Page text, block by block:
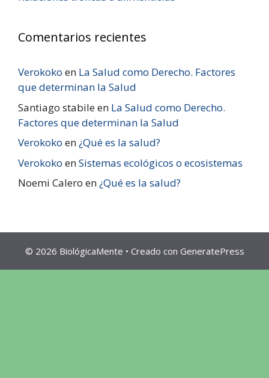
Comentarios recientes
Verokoko en La Salud como Derecho. Factores
que determinan la Salud
Santiago stabileen La Salud como Derecho.
Factores que determinan la Salud
Verokoko en¿Qué es la salud?
Verokoko enSistemas ecológicos o ecosistemas
Noemi Calero en¿Qué es la salud?
© 2026 BiológicaMente • Creado con GeneratePress